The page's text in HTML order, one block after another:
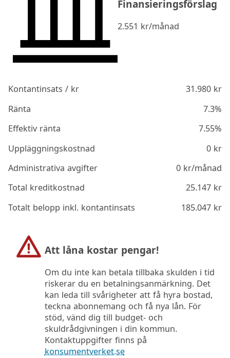
Finansieringsförslag
2.551 kr/månad
Kontantinsats / kr 31.980kr
Ränta
7.3%
Effektiv ränta
7.55%
Uppläggningskostnad
0kr
Administrativa avgifter
0kr/månad
Total kreditkostnad
25.147kr
Totalt belopp inkl. kontantinsats
185.047kr
Att låna kostar pengar!
Om du inte kan betala tillbaka skulden i tid
riskerar du en betalningsanmärkning. Det
kan leda till svårigheter att få hyra bostad,
teckna abonnemang och få nya lån. För
stöd, vänd dig till budget- och
skuldrådgivningen i din kommun.
Kontaktuppgifter finns på
konsumentverket.se